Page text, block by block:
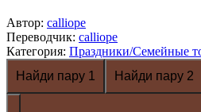
Автор: calliope
Переводчик: calliope
Категория: Праздники/Семейные
Найди пару 1
Найди пару 2